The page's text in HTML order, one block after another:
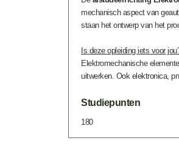
mechanisch aspect van
staan het ontwerp van het
Is deze opleiding iets voor
Elektromechanische
uitwerken. Ook elektronica,
Studiepunten
180